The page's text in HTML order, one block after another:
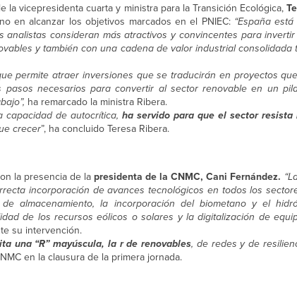
la vicepresidenta cuarta y ministra para la Transición Ecológica,
en alcanzar los objetivos marcados en el PNIEC: “España
consideran más atractivos y convincentes para
y también con una cadena de valor industrial
permite atraer inversiones que se traducirán en proyectos
necesarios para convertir al sector renovable en un
ha remarcado la ministra Ribera.
capacidad de autocrítica, ha servido para que el sector
crecer”, ha concluido Teresa Ribera.
la presencia de la presidenta de la CNMC, Cani Fernández.
incorporación de avances tecnológicos en todos los
almacenamiento, la incorporación del biometano y el
de los recursos eólicos o solares y la digitalización de
su intervención.
una “R” mayúscula, la r de renovables, de redes y de
en la clausura de la primera jornada.